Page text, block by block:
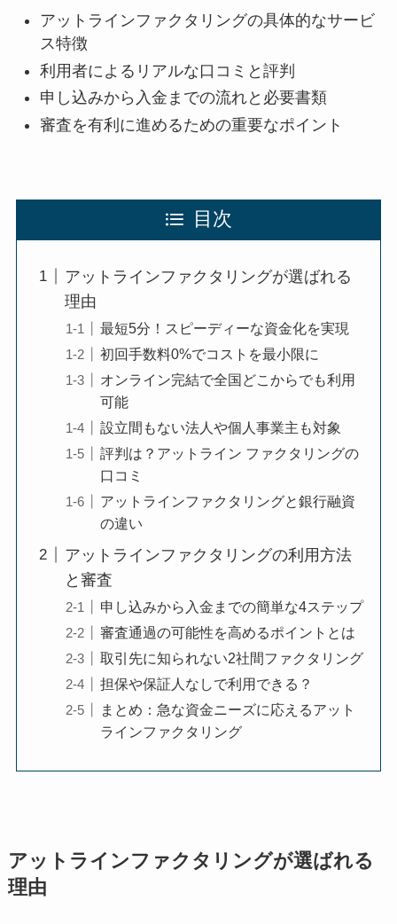
アットラインファクタリングの具体的なサービ
ス特徴
利用者によるリアルな口コミと評判
申し込みから入金までの流れと必要書類
審査を有利に進めるための重要なポイント
目次
アットラインファクタリングが選ばれる
理由
最短5分！スピーディーな資金化を実現
初回手数料0%でコストを最小限に
オンライン完結で全国どこからでも利用
可能
設立間もない法人や個人事業主も対象
評判は？アットライン ファクタリングの
口コミ
アットラインファクタリングと銀行融資
の違い
アットラインファクタリングの利用方法
と審査
申し込みから入金までの簡単な4ステップ
審査通過の可能性を高めるポイントとは
取引先に知られない2社間ファクタリング
担保や保証人なしで利用できる？
まとめ：急な資金ニーズに応えるアット
ラインファクタリング
アットラインファクタリングが選ばれる
理由